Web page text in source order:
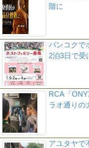
階に
バンコクで
2泊3日で
RCA「
ラオ通りの
アユタヤで